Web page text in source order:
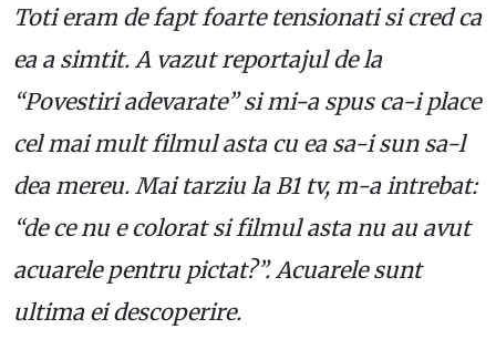
Toti eram de fapt foarte tensionati si cred ca
ea a simtit. A vazut reportajul de la
“Povestiri adevarate” si mi-a spus ca-i place
cel mai mult filmul asta cu ea sa-i sun sa-l
dea mereu. Mai tarziu la B1 tv, m-a intrebat:
“de ce nu e colorat si filmul asta nu au avut
acuarele pentru pictat?”. Acuarele sunt
ultima ei descoperire.